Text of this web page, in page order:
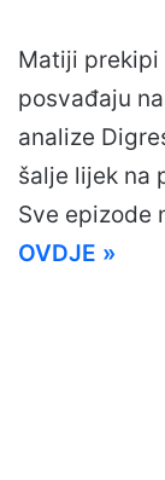
Matiji prekipi
posvađaju
analize
šalje lijek na
Sve epizode
OVDJE »